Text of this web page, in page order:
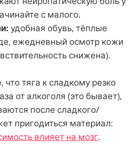
с малого.
удобная обувь, тёплые
ежедневный осмотр кожи
снижена).
тяга к сладкому резко
от алкоголя (это бывает),
после сладкого/
пригодиться материал:
влияет на мозг.